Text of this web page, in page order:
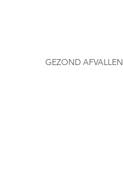
GEZOND AFVALLEN